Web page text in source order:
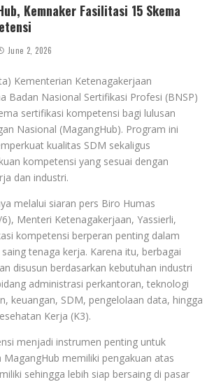
Kemnaker Fasilitasi 15 Skema
June 2, 2026
Kementerian Ketenagakerjaan
Badan Nasional Sertifikasi Profesi (BNSP)
sertifikasi kompetensi bagi lulusan
Nasional (MagangHub). Program ini
kualitas SDM sekaligus
kompetensi yang sesuai dengan
dan industri.
melalui siaran pers Biro Humas
Menteri Ketenagakerjaan, Yassierli,
kompetensi berperan penting dalam
tenaga kerja. Karena itu, berbagai
disusun berdasarkan kebutuhan industri
administrasi perkantoran, teknologi
keuangan, SDM, pengelolaan data, hingga
Kerja (K3).
menjadi instrumen penting untuk
memiliki pengakuan atas
sehingga lebih siap bersaing di pasar